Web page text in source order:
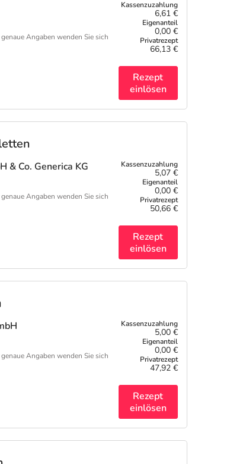
Angaben wenden Sie sich
6,61 €
0,00 €
66,13 €
Rezept
einlösen
& Co. Generica KG
Angaben wenden Sie sich
5,07 €
0,00 €
50,66 €
Rezept
einlösen
Angaben wenden Sie sich
5,00 €
0,00 €
47,92 €
Rezept
einlösen